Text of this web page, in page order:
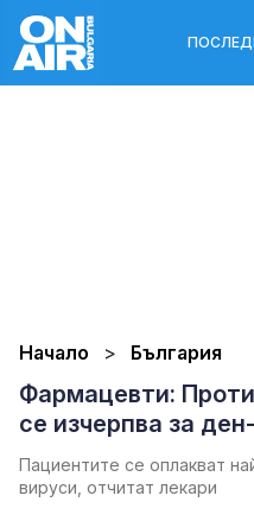
Начало България
Фармацевти:
се изчерпва за
Пациентите се оплакват
вируси, отчитат лекари